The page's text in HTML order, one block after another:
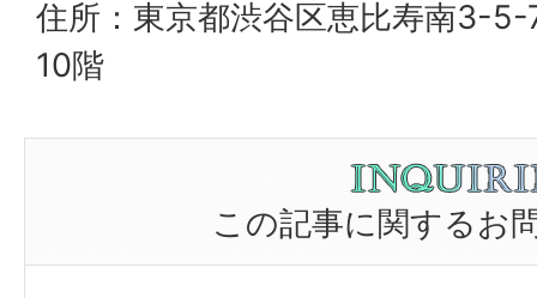
住所：東京都渋谷区恵比寿南3-
10階
この記事に関するお